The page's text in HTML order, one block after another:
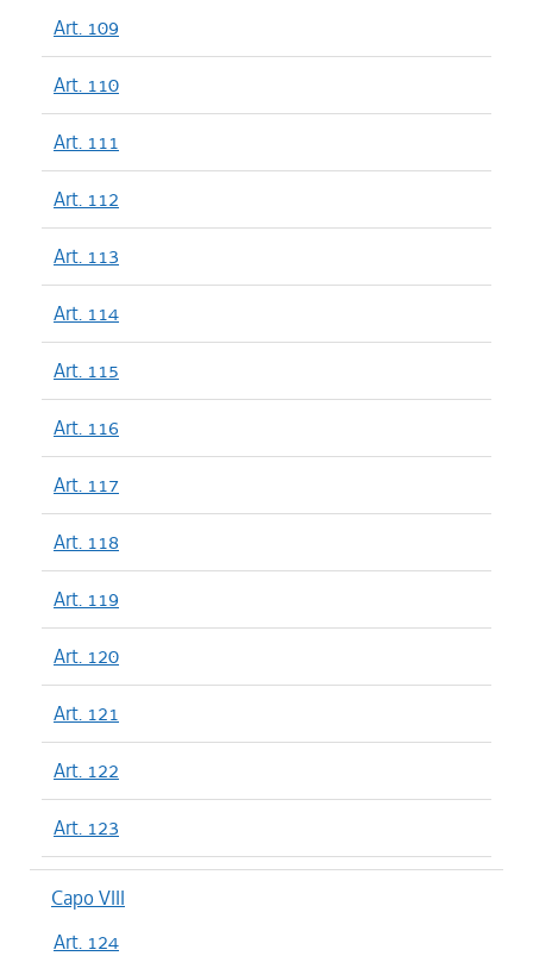
Art. 109
Art. 110
Art. 111
Art. 112
Art. 113
Art. 114
Art. 115
Art. 116
Art. 117
Art. 118
Art. 119
Art. 120
Art. 121
Art. 122
Art. 123
Capo VIII
Art. 124